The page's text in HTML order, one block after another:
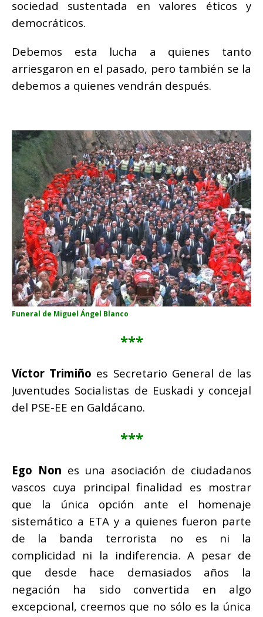
sociedad sustentada en valores éticos y
democráticos.
Debemos esta lucha a quienes tanto
arriesgaron en el pasado, pero también se la
debemos a quienes vendrán después.
Funeral de Miguel Ángel Blanco
***
Víctor Trimiño es Secretario General de las
Juventudes Socialistas de Euskadi y concejal
del PSE-EE en Galdácano.
***
Ego Non es una asociación de ciudadanos
vascos cuya principal finalidad es mostrar
que la única opción ante el homenaje
sistemático a ETA y a quienes fueron parte
de la banda terrorista no es ni la
complicidad ni la indiferencia. A pesar de
que desde hace demasiados años la
negación ha sido convertida en algo
excepcional, creemos que no sólo es la única